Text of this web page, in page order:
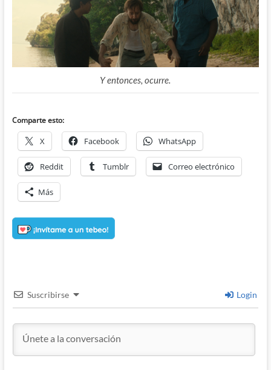
Y entonces, ocurre.
Comparte esto:
X Facebook WhatsApp
Reddit Tumblr Correo electrónico
Más
Suscribirse Login